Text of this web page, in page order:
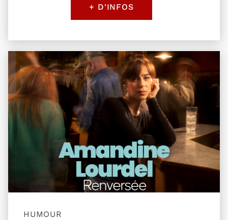
+ D'INFOS
HUMOUR
Plus d'information sur l'évènement Amandine